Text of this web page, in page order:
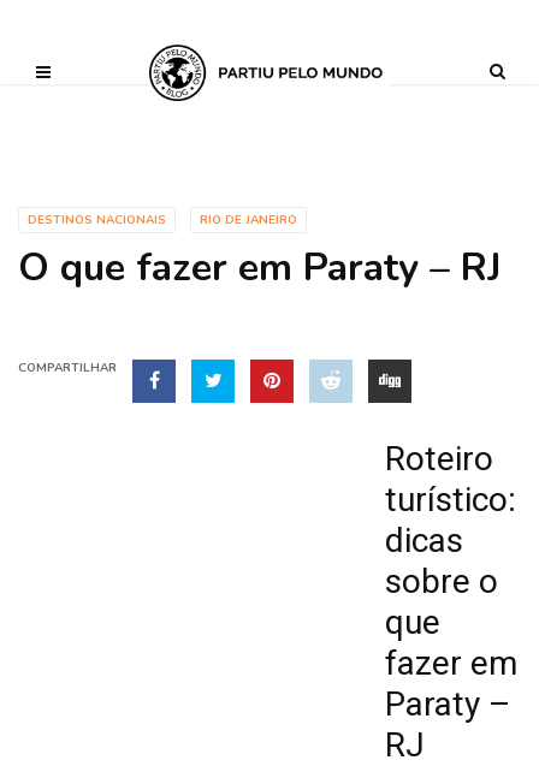
('AI_CONTENT_MARKER_NO_GET_SIDEBAR', true);
DESTINOS NACIONAIS RIO DE JANEIRO
O que fazer em Paraty – RJ
COMPARTILHAR
Roteiro
turístico:
dicas
sobre o
que
fazer em
Paraty –
RJ